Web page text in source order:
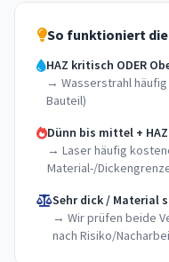
So funktioniert
HAZ kritisch ODER
→ Wasserstrahl
Bauteil)
Dünn bis mittel +
→ Laser häufig
Material-/
Sehr dick / Material
→ Wir prüfen beide
nach Risiko/